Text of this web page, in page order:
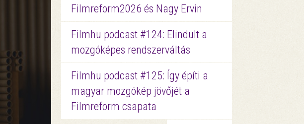
Filmreform2026 és Nagy Ervin
Filmhu podcast #124: Elindult a
mozgóképes rendszerváltás
Filmhu podcast #125: Így építi a
magyar mozgókép jövőjét a
Filmreform csapata